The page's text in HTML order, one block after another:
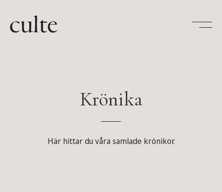
content
Krönika
Här hittar du våra samlade krönikor.